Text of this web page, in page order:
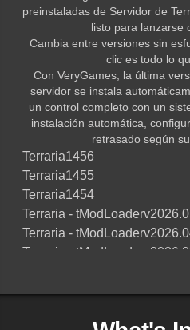
preinstaladas de Servidor de
listo para lanzarse
Cambia entre versiones sin
clic es todo lo
Con VeryGames, la última
servidor se instala
un control completo con un
instalación automática,
retrasado según
Terraria1456
Terraria1455
Terraria1454
Terraria - tModLoader
Terraria - tModLoader
Terraria - tModLoader